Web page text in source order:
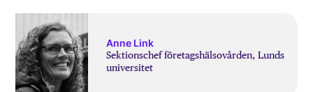
Anne Link
Sektionschef företagshälsovården, Lunds
universitet